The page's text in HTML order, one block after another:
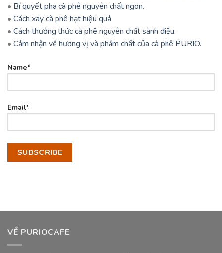
• Bí quyết pha cà phê nguyên chất ngon.
• Cách xay cà phê hạt hiệu quả
• Cách thưởng thức cà phê nguyên chất sành điệu.
• Cảm nhận về hương vị và phẩm chất của cà phê PURIO.
Name*
Email*
VỀ PURIOCAFE